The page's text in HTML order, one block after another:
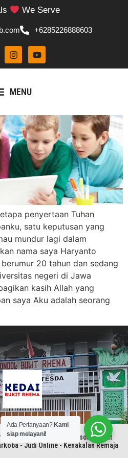
We Serve
+6285226888603
MENU
penyertaan Tuhan
satu keputusan yang
mundur lagi dalam
nama saya Haryanto
20 tahun dan sedang
negeri di Jawa
kasih Allah yang
saya Aku adalah seorang
Rehabilitasi Kristen Betesda | Pusat
- Judi Online - Kenakalan Remaja
Ada Pertanyaan? Kami
siap melayani!